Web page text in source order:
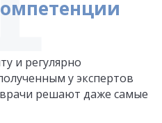
и регулярно
у экспертов
решают даже самые